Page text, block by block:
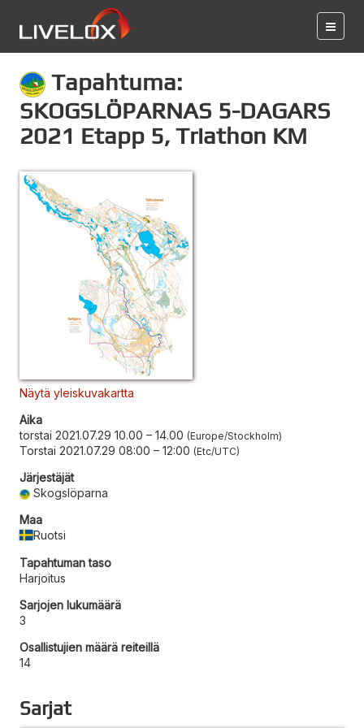
Tapahtuma:
SKOGSLÖPARNAS 5-DAGARS
2021 Etapp 5, Triathon KM
Näytä yleiskuvakartta
Aika
torstai 2021.07.29 10.00 – 14.00 Europe/Stockholm
Torstai 2021.07.29 08:00 – 12:00 Etc/UTC
Järjestäjät
Skogslöparna
Maa
Ruotsi
Tapahtuman taso
Harjoitus
Sarjojen lukumäärä
3
Osallistujien määrä reiteillä
14
Sarjat